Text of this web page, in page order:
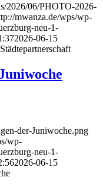
2026/06/PHOTO-2026-
mwanza.de/wps/wp-
neu-1-
2026-06-15
der-Juniwoche.png
wp-
neu-1-
2026-06-15